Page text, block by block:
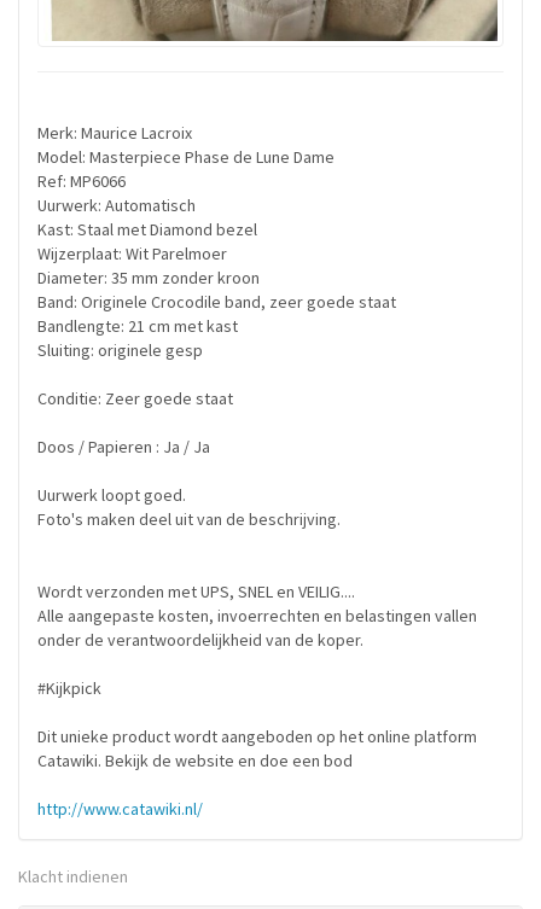
Merk: Maurice Lacroix
Model: Masterpiece Phase de Lune Dame
Ref: MP6066
Uurwerk: Automatisch
Kast: Staal met Diamond bezel
Wijzerplaat: Wit Parelmoer
Diameter: 35 mm zonder kroon
Band: Originele Crocodile band, zeer goede staat
Bandlengte: 21 cm met kast
Sluiting: originele gesp
Conditie: Zeer goede staat
Doos / Papieren : Ja / Ja
Uurwerk loopt goed.
Foto's maken deel uit van de beschrijving.
Wordt verzonden met UPS, SNEL en VEILIG....
Alle aangepaste kosten, invoerrechten en belastingen vallen
onder de verantwoordelijkheid van de koper.
#Kijkpick
Dit unieke product wordt aangeboden op het online platform
Catawiki. Bekijk de website en doe een bod
http://www.catawiki.nl/
Klacht indienen